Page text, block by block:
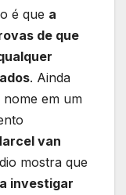
é que a
de que
. Ainda
em um
van
mostra que
investigar